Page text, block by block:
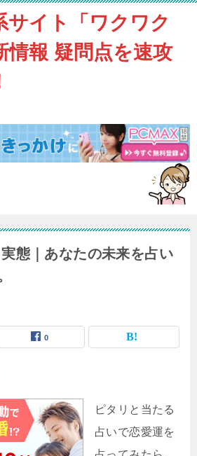
サイト「ワクワク
情報 疑問点を速攻
態｜あなたの未来を占い
0
ピタリと当たる
占いで恋愛運を